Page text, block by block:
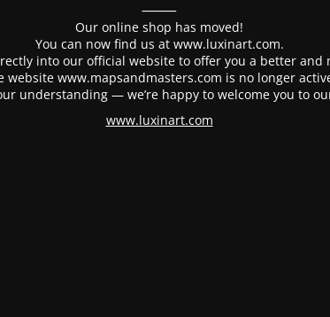
⸻
Our online shop has moved!
You can now find us at www.luxinart.com.
into our official website to offer you a better and
website www.mapsandmasters.com is no longer
understanding — we’re happy to welcome you to
www.luxinart.com